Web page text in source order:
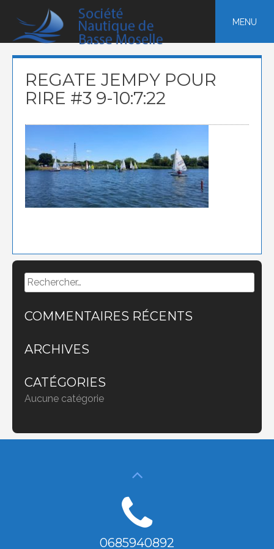
content
MENU
REGATE JEMPY POUR
RIRE #3 9-10:7:22
Rechercher :
COMMENTAIRES RÉCENTS
ARCHIVES
CATÉGORIES
Aucune catégorie
0685940892